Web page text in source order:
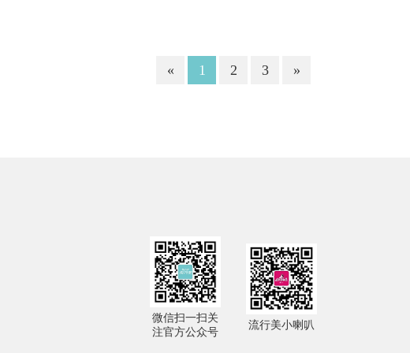
« 1 2 3 »
微信扫一扫关
注官方公众号
流行美小喇叭